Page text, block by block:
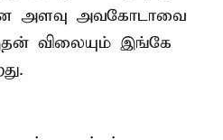
அளவு அவகோடாவை
விலையும் இங்கே